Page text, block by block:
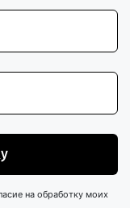
на обработку моих